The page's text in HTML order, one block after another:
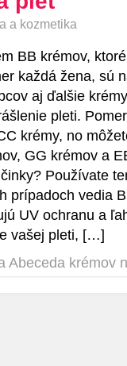
a kozmetika
BB krémov,
každá žena, sú
aj ďalšie
pleti.
krémy, no
GG krémov a
Používate
prípadoch vedia
UV ochranu a
vašej pleti, […]
Abeceda krémov